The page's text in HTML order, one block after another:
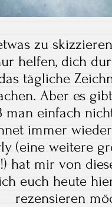
zu
helfen, dich
tägliche
Aber es
einfach
immer
(eine weitere
hat mir von
euch heute
rezensieren